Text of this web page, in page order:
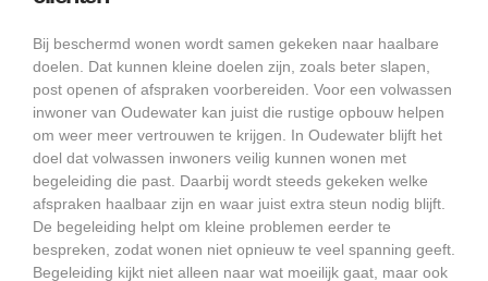
Bij beschermd wonen wordt samen gekeken naar haalbare
doelen. Dat kunnen kleine doelen zijn, zoals beter slapen,
post openen of afspraken voorbereiden. Voor een volwassen
inwoner van Oudewater kan juist die rustige opbouw helpen
om weer meer vertrouwen te krijgen. In Oudewater blijft het
doel dat volwassen inwoners veilig kunnen wonen met
begeleiding die past. Daarbij wordt steeds gekeken welke
afspraken haalbaar zijn en waar juist extra steun nodig blijft.
De begeleiding helpt om kleine problemen eerder te
bespreken, zodat wonen niet opnieuw te veel spanning geeft.
Begeleiding kijkt niet alleen naar wat moeilijk gaat, maar ook